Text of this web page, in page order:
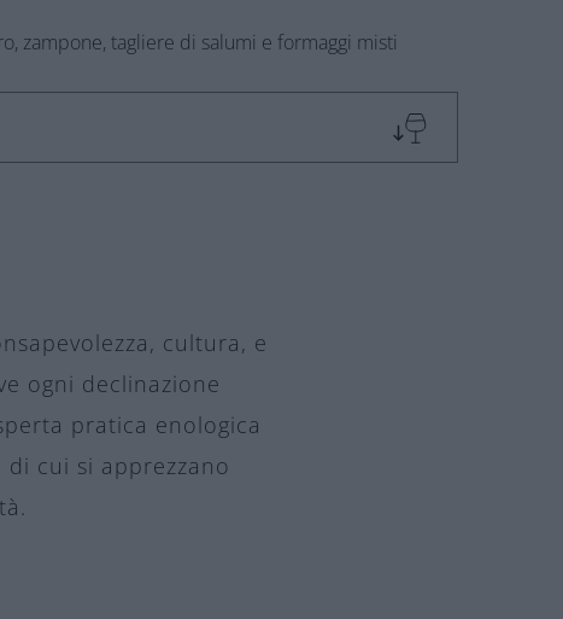
zampone, tagliere di salumi e formaggi misti
cultura, e
ogni declinazione
pratica enologica
cui si apprezzano